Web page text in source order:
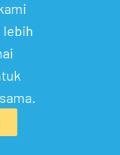
lebih